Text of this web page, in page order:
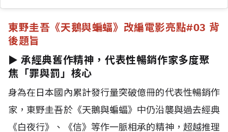
東野圭吾《天鵝與蝙蝠》改編電影亮點#03 背
後題旨
► 承經典舊作精神，代表性暢銷作家多度聚
焦「罪與罰」核心
身為在日本國內累計發行量突破億冊的代表性暢銷作
家，東野圭吾於《天鵝與蝙蝠》中仍沿襲與過去經典
《白夜行》、《信》等作一脈相承的精神，超越推理